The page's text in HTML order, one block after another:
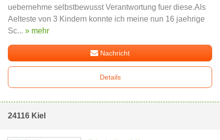
uebernehme selbstbewusst Verantwortung fuer diese.Als
Aelteste von 3 Kindern konnte ich meine nun 16 jaehrige
Sc... » mehr
Nachricht
Details
24116 Kiel